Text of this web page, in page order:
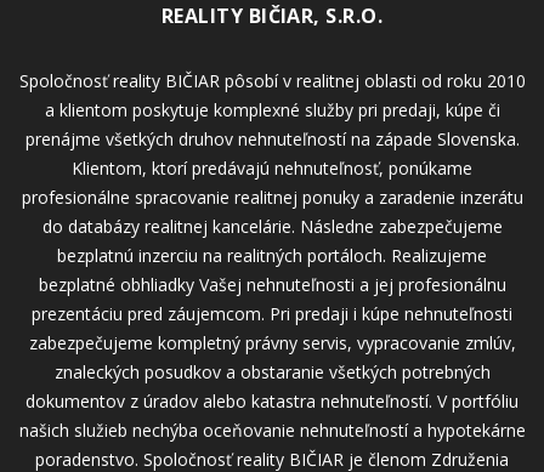
REALITY BIČIAR, S.R.O.
Spoločnosť reality BIČIAR pôsobí v realitnej oblasti od roku 2010
a klientom poskytuje komplexné služby pri predaji, kúpe či
prenájme všetkých druhov nehnuteľností na západe Slovenska.
Klientom, ktorí predávajú nehnuteľnosť, ponúkame
profesionálne spracovanie realitnej ponuky a zaradenie inzerátu
do databázy realitnej kancelárie. Následne zabezpečujeme
bezplatnú inzerciu na realitných portáloch. Realizujeme
bezplatné obhliadky Vašej nehnuteľnosti a jej profesionálnu
prezentáciu pred záujemcom. Pri predaji i kúpe nehnuteľnosti
zabezpečujeme kompletný právny servis, vypracovanie zmlúv,
znaleckých posudkov a obstaranie všetkých potrebných
dokumentov z úradov alebo katastra nehnuteľností. V portfóliu
našich služieb nechýba oceňovanie nehnuteľností a hypotekárne
poradenstvo. Spoločnosť reality BIČIAR je členom Združenia